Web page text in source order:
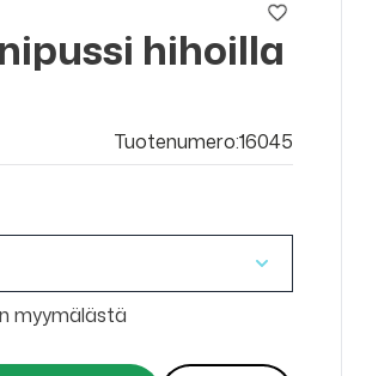
hihoilla
Tuotenumero:16045
myymälästä